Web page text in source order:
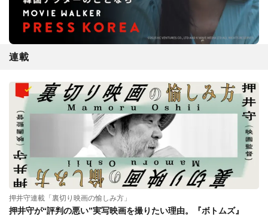
連載
押井守連載「裏切り映画の愉しみ方」
押井守が“評判の悪い”実写映画を撮りたい理由。『ボトムズ』